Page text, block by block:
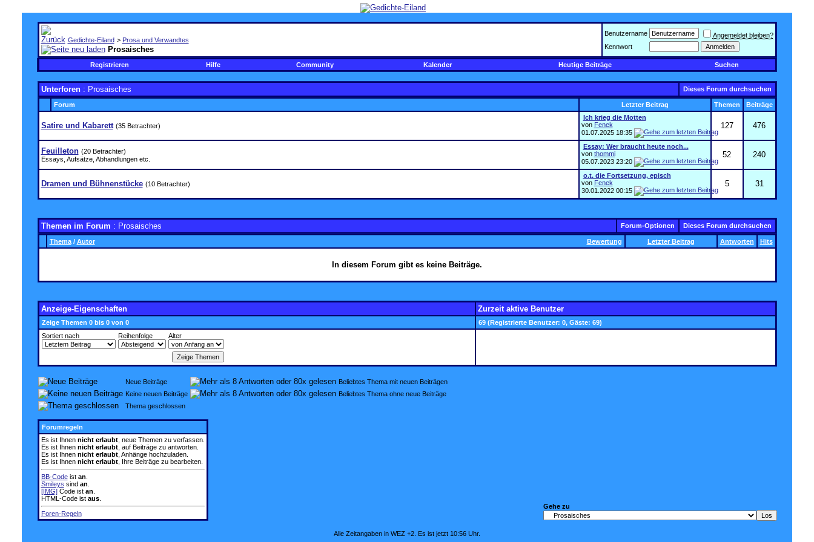
Gedichte-Eiland > Prosa und Verwandtes
Prosaisches
Benutzername
Angemeldet bleiben?
Kennwort
Registrieren Hilfe Community Kalender Heutige Beiträge Suchen
Unterforen: Prosaisches Dieses Forum durchsuchen
Forum Letzter Beitrag Themen Beiträge
Satire und Kabarett (35 Betrachter)
Ich krieg die Motten
von Fenek
01.07.2025 18:35
127 476
Feuilleton (20 Betrachter)
Essays, Aufsätze, Abhandlungen etc.
Essay: Wer braucht heute noch...
von thommi
05.07.2023 23:20
52 240
Dramen und Bühnenstücke (10 Betrachter)
o.t. die Fortsetzung, episch
von Fenek
30.01.2022 00:15
5 31
Themen im Forum : Prosaisches Forum-Optionen Dieses Forum durchsuchen
Bewertung
Thema/ Autor Letzter Beitrag Antworten Hits
In diesem Forum gibt es keine Beiträge.
Anzeige-Eigenschaften Zurzeit aktive Benutzer
Zeige Themen 0 bis 0 von 0
69 (Registrierte Benutzer: 0, Gäste: 69)
Sortiert nach
Reihenfolge Alter
Neue Beiträge
Beliebtes Thema mit neuen Beiträgen
Keine neuen Beiträge
Beliebtes Thema ohne neue Beiträge
Thema geschlossen
Forumregeln
Es ist Ihnen nicht erlaubt, neue Themen zu verfassen.
Es ist Ihnen nicht erlaubt, auf Beiträge zu antworten.
Es ist Ihnen nicht erlaubt, Anhänge hochzuladen.
Es ist Ihnen nicht erlaubt, Ihre Beiträge zu bearbeiten.
BB-Codeist an
Smileys sind an
[IMG]Code ist an
HTML-Code ist aus.
Foren-Regeln
Gehe zu
Alle Zeitangaben in WEZ +2. Es ist jetzt 10:56 Uhr.